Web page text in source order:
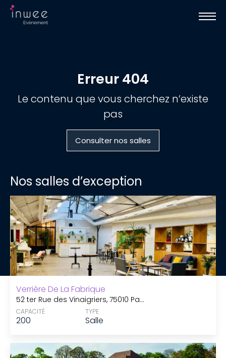
Erreur 404
Le contenu que vous cherchez n’existe
pas
Consulter nos salles
Nos salles d’exception
Verrière De La Fabrique
52 ter Rue des Vinaigriers, 75010 Paris, France
CAPACITÉ
200
TYPE
Salle